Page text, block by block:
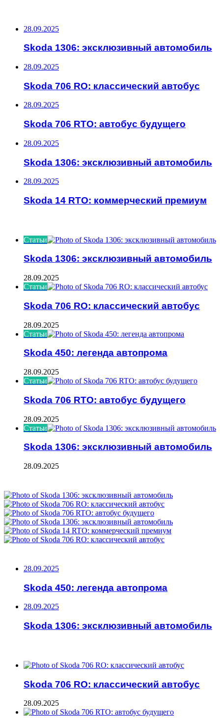
28.09.2025
Skoda 1306: эксклюзивный автомобиль
28.09.2025
Skoda 706 RO: классический автобус
28.09.2025
Skoda 706 RTO: автобус будущего
28.09.2025
Skoda 1306: эксклюзивный автомобиль
28.09.2025
Skoda 14 RTO: коммерческий премиум
Статьи
Skoda 1306: эксклюзивный автомобиль
28.09.2025
Статьи
Skoda 706 RO: классический автобус
28.09.2025
Статьи
Skoda 450: легенда автопрома
28.09.2025
Статьи
Skoda 706 RTO: автобус будущего
28.09.2025
Статьи
Skoda 1306: эксклюзивный автомобиль
28.09.2025
28.09.2025
Skoda 450: легенда автопрома
28.09.2025
Skoda 1306: эксклюзивный автомобиль
Skoda 706 RO: классический автобус
28.09.2025